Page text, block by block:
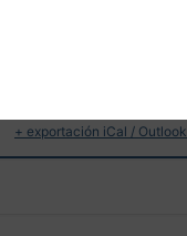
+ exportación iCal / Outlook